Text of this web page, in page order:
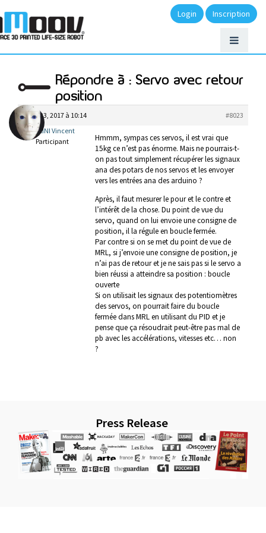
Login Inscription
Répondre à : Servo avec retour
position
mars 23, 2017 à 10:14
#8023
BIGIARINI Vincent
Participant
Hmmm, sympas ces servos, il est vrai que
15kg ce n’est pas énorme. Mais ne pourrais-t-
on pas tout simplement récupérer les signaux
ana des potars de nos servos et les envoyer
vers les entrées ana des arduino ?
Après, il faut mesurer le pour et le contre et
l’intérêt de la chose. Du point de vue du
servo, quand on lui envoie une consigne de
position, il la régule en boucle fermée.
Par contre si on se met du point de vue de
MRL, si j’envoie une consigne de position, je
n’ai pas de retour et je ne sais pas si le servo a
bien réussi a atteindre sa position : boucle
ouverte
Si on utilisait les signaux des potentiomètres
des servos, on pourrait faire du boucle
fermée dans MRL en utilisant du PID et je
pense que ça résoudrait peut-être pas mal de
pb avec les accélérations, vitesses etc… non
?
Press Release